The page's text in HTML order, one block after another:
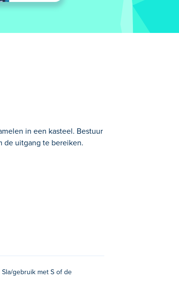
in een kasteel. Bestuur
de uitgang te bereiken.
door levels vol
en sla breekbare
gebruik met S of de